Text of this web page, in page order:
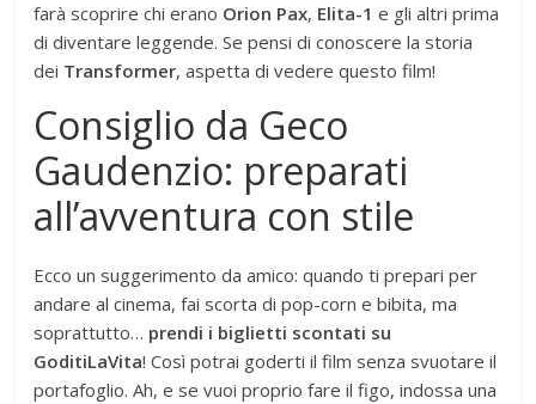
farà scoprire chi erano Orion Pax, Elita-1 e gli altri prima
di diventare leggende. Se pensi di conoscere la storia
dei Transformer, aspetta di vedere questo film!
Consiglio da Geco
Gaudenzio: preparati
all’avventura con stile
Ecco un suggerimento da amico: quando ti prepari per
andare al cinema, fai scorta di pop-corn e bibita, ma
soprattutto… prendi i biglietti scontati su
GoditiLaVita! Così potrai goderti il film senza svuotare il
portafoglio. Ah, e se vuoi proprio fare il figo, indossa una